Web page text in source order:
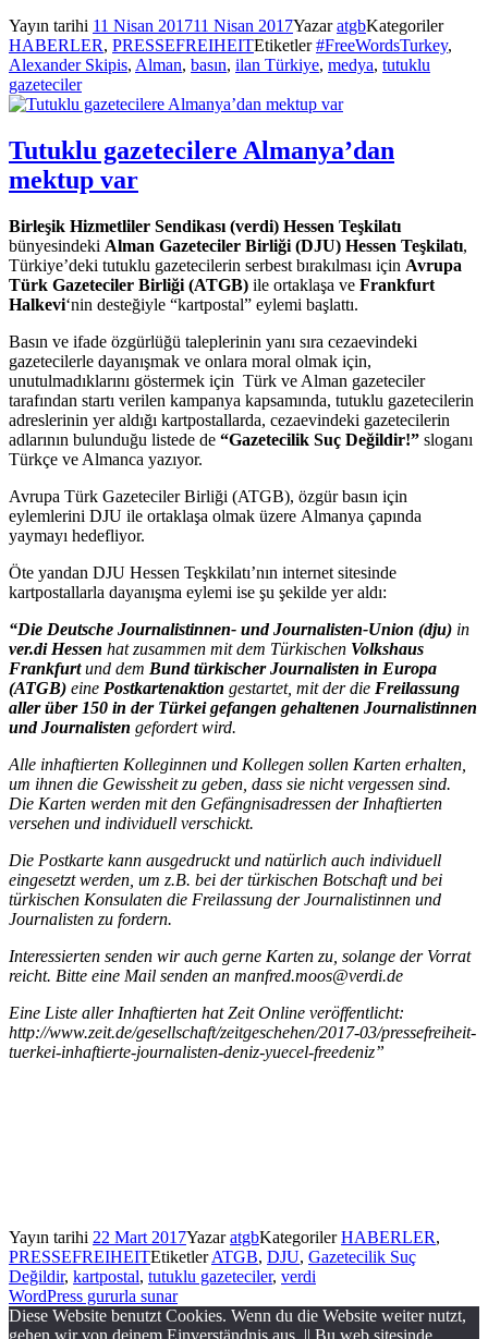
Yayın tarihi 11 Nisan 201711 Nisan 2017YazaratgbKategoriler
HABERLER, PRESSEFREIHEITEtiketler#FreeWordsTurkey,
Alexander Skipis, Alman, basın, ilan Türkiye, medya, tutuklu
gazeteciler
Tutuklu gazetecilere Almanya’dan
mektup var
Birleşik Hizmetliler Sendikası (verdi) Hessen Teşkilatı
bünyesindeki Alman Gazeteciler Birliği (DJU) Hessen Teşkilatı,
Türkiye’deki tutuklu gazetecilerin serbest bırakılması için Avrupa
Türk Gazeteciler Birliği (ATGB) ile ortaklaşa ve Frankfurt
Halkevi‘nin desteğiyle “kartpostal” eylemi başlattı.
Basın ve ifade özgürlüğü taleplerinin yanı sıra cezaevindeki
gazetecilerle dayanışmak ve onlara moral olmak için,
unutulmadıklarını göstermek için Türk ve Alman gazeteciler
tarafından startı verilen kampanya kapsamında, tutuklu gazetecilerin
adreslerinin yer aldığı kartpostallarda, cezaevindeki gazetecilerin
adlarının bulunduğu listede de “Gazetecilik Suç Değildir!” sloganı
Türkçe ve Almanca yazıyor.
Avrupa Türk Gazeteciler Birliği (ATGB), özgür basın için
eylemlerini DJU ile ortaklaşa olmak üzere Almanya çapında
yaymayı hedefliyor.
Öte yandan DJU Hessen Teşkkilatı’nın internet sitesinde
kartpostallarla dayanışma eylemi ise şu şekilde yer aldı:
“Die Deutsche Journalistinnen- und Journalisten-Union (dju) in
ver.di Hessen hat zusammen mit dem Türkischen Volkshaus
Frankfurtund dem Bund türkischer Journalisten in Europa
(ATGB) eine Postkartenaktion gestartet, mit der die Freilassung
aller über 150 in der Türkei gefangen gehaltenen Journalistinnen
und Journalisten gefordert wird.
Alle inhaftierten Kolleginnen und Kollegen sollen Karten erhalten,
um ihnen die Gewissheit zu geben, dass sie nicht vergessen sind.
Die Karten werden mit den Gefängnisadressen der Inhaftierten
versehen und individuell verschickt.
Die Postkarte kann ausgedruckt und natürlich auch individuell
eingesetzt werden, um z.B. bei der türkischen Botschaft und bei
türkischen Konsulaten die Freilassung der Journalistinnen und
Journalisten zu fordern.
Interessierten senden wir auch gerne Karten zu, solange der Vorrat
reicht. Bitte eine Mail senden an manfred.moos@verdi.de
Eine Liste aller Inhaftierten hat Zeit Online veröffentlicht:
http://www.zeit.de/gesellschaft/zeitgeschehen/2017-03/pressefreiheit-
tuerkei-inhaftierte-journalisten-deniz-yuecel-freedeniz”
Yayın tarihi 22 Mart 2017YazaratgbKategorilerHABERLER,
PRESSEFREIHEITEtiketlerATGB, DJU, Gazetecilik Suç
Değildir, kartpostal, tutuklu gazeteciler, verdi
WordPress gururla sunar
Diese Website benutzt Cookies. Wenn du die Website weiter nutzt,
gehen wir von deinem Einverständnis aus. || Bu web sitesinde,